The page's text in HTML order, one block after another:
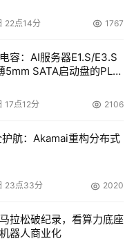
一下。
程生产线均通过 ISO
环境管理系统、ISO
及 ISO 27001 信息安
质量早已经得到国际一
22点14分 1767
容：AI服务器E1.S/E3.S
5mm SATA启动盘的PLP
17点12分 2106
航：Akamai重构分布式
23点33分 2020
拉松破纪录，看算力底座
器人商业化